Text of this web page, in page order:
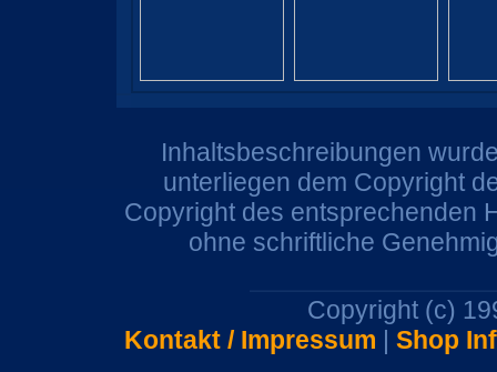
Inhaltsbeschreibungen
unterliegen dem Copyright
Copyright des entsprechenden
ohne schriftliche
Copyright (c)
Kontakt / Impressum | Shop